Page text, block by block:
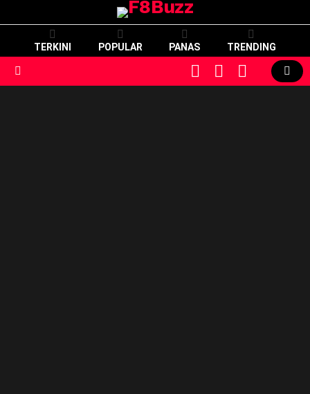
TERKINI POPULAR PANAS TRENDING
SWITCH
SKIN
CART LOGIN